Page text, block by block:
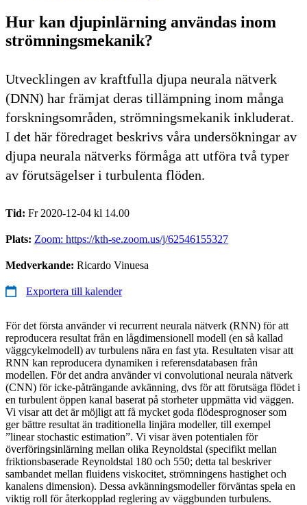
Hur kan djupinlärning användas inom
strömningsmekanik?
Utvecklingen av kraftfulla djupa neurala nätverk
(DNN) har främjat deras tillämpning inom många
forskningsområden, strömningsmekanik inkluderat.
I det här föredraget beskrivs våra undersökningar av
djupa neurala nätverks förmåga att utföra två typer
av förutsägelser i turbulenta flöden.
Tid: Fr 2020-12-04 kl 14.00
Plats: Zoom: https://kth-se.zoom.us/j/62546155327
Medverkande: Ricardo Vinuesa
Exportera till kalender
För det första använder vi recurrent neurala nätverk (RNN) för att
reproducera resultat från en lågdimensionell modell (en så kallad
väggcykelmodell) av turbulens nära en fast yta. Resultaten visar att
RNN kan reproducera dynamiken i referensdatabasen från
modellen. För det andra använder vi convolutional neurala nätverk
(CNN) för icke-påträngande avkänning, dvs för att förutsäga flödet i
en turbulent öppen kanal baserat på storheter uppmätta vid väggen.
Vi visar att det är möjligt att få mycket goda flödesprognoser som
ger bättre resultat än traditionella linjära modeller, till exempel
”linear stochastic estimation”. Vi visar även potentialen för
överföringsinlärning mellan olika Reynoldstal (specifikt mellan
friktionsbaserade Reynoldstal 180 och 550; detta tal beskriver
sambandet mellan fluidens viskocitet, strömningens hastighet och
kanalens dimension). Dessa avkänningsmodeller förväntas spela en
viktig roll för återkopplad reglering av väggbunden turbulens.